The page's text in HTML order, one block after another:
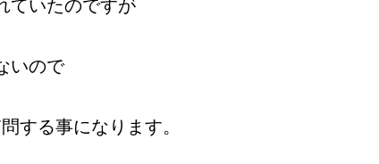
ていたのですが
いので
する事になります。